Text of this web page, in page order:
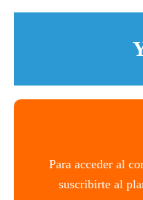
Para acceder al
suscribirte al